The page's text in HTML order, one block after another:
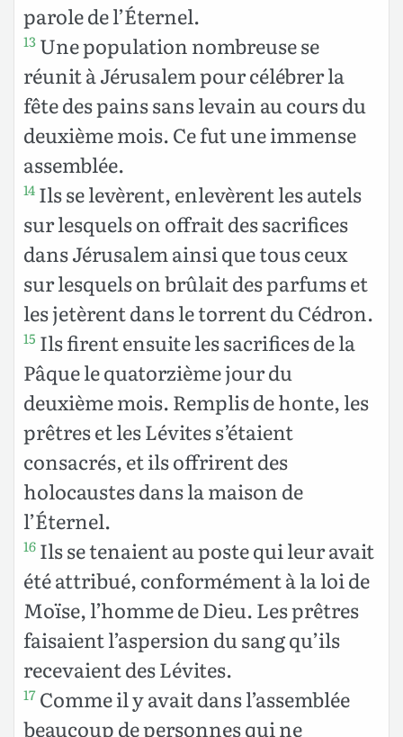
parole de l’Éternel.
13 Une population nombreuse se
réunit à Jérusalem pour célébrer la
fête des pains sans levain au cours du
deuxième mois. Ce fut une immense
assemblée.
14 Ils se levèrent, enlevèrent les autels
sur lesquels on offrait des sacrifices
dans Jérusalem ainsi que tous ceux
sur lesquels on brûlait des parfums et
les jetèrent dans le torrent du Cédron.
15 Ils firent ensuite les sacrifices de la
Pâque le quatorzième jour du
deuxième mois. Remplis de honte, les
prêtres et les Lévites s’étaient
consacrés, et ils offrirent des
holocaustes dans la maison de
l’Éternel.
16 Ils se tenaient au poste qui leur avait
été attribué, conformément à la loi de
Moïse, l’homme de Dieu. Les prêtres
faisaient l’aspersion du sang qu’ils
recevaient des Lévites.
17 Comme il y avait dans l’assemblée
beaucoup de personnes qui ne